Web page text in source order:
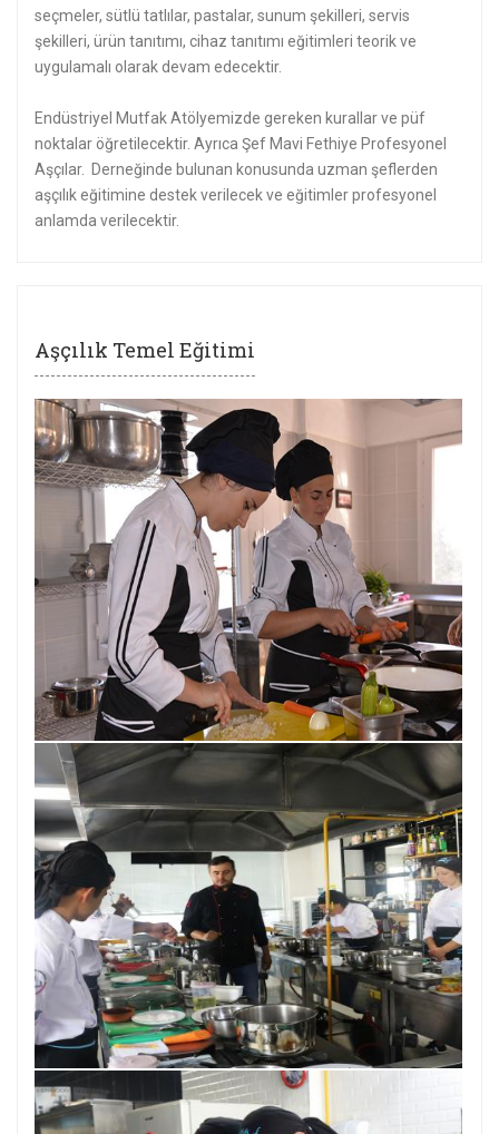
seçmeler, sütlü tatlılar, pastalar, sunum şekilleri, servis
şekilleri, ürün tanıtımı, cihaz tanıtımı eğitimleri teorik ve
uygulamalı olarak devam edecektir.
Endüstriyel Mutfak Atölyemizde gereken kurallar ve püf
noktalar öğretilecektir. Ayrıca Şef Mavi Fethiye Profesyonel
Aşçılar. Derneğinde bulunan konusunda uzman şeflerden
aşçılık eğitimine destek verilecek ve eğitimler profesyonel
anlamda verilecektir.
Aşçılık Temel Eğitimi